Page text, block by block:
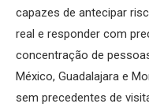
capazes de antecipar
real e responder com
concentração de
México, Guadalajara e
sem precedentes de